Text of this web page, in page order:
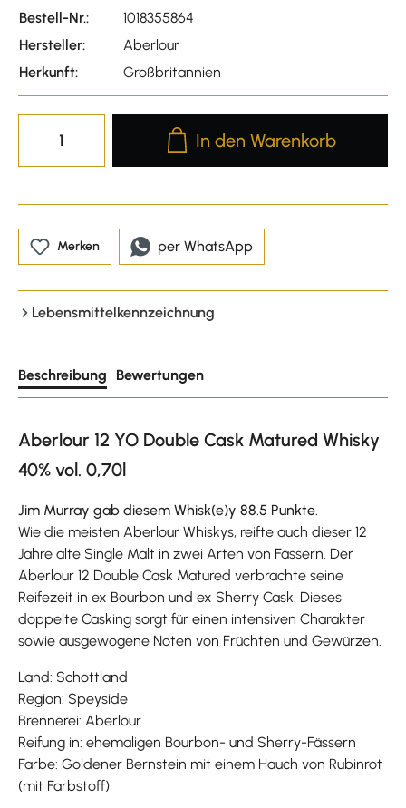
Bestell-Nr.:
1018355864
Hersteller:
Aberlour
Herkunft:
Großbritannien
Produkt Anzahl: Gib den
In den Warenkorb
Merken per WhatsApp
Lebensmittelkennzeichnung
Beschreibung Bewertungen
Aberlour 12 YO Double Cask Matured Whisky
40% vol. 0,70l
Jim Murray gab diesem Whisk(e)y 88.5 Punkte.
Wie die meisten Aberlour Whiskys, reifte auch dieser 12
Jahre alte Single Malt in zwei Arten von Fässern. Der
Aberlour 12 Double Cask Matured verbrachte seine
Reifezeit in ex Bourbon und ex Sherry Cask. Dieses
doppelte Casking sorgt für einen intensiven Charakter
sowie ausgewogene Noten von Früchten und Gewürzen.
Land: Schottland
Region: Speyside
Brennerei: Aberlour
Reifung in: ehemaligen Bourbon- und Sherry-Fässern
Farbe: Goldener Bernstein mit einem Hauch von Rubinrot
(mit Farbstoff)